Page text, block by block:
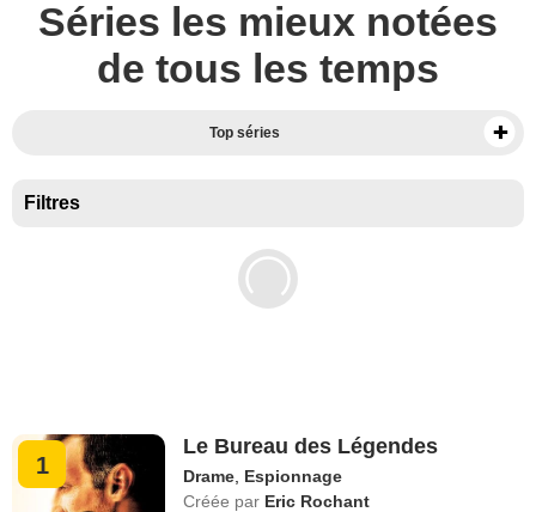
Séries les mieux notées
de tous les temps
Top séries
Filtres
1
Le Bureau des Légendes
Drame Espionnage
Créée par Eric Rochant